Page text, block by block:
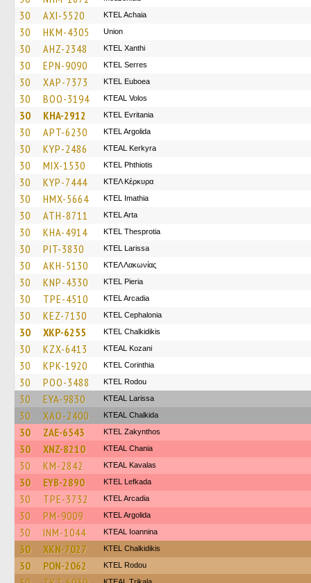
30 AXI-5520 KTEL Achaia
30 HKM-4305 Union
30 AHZ-2348 KTEL Xanthi
30 EPN-9090 KTEL Serres
30 XAP-7373 ΚΤΕL Euboea
30 BOO-3194 KTEAL Volos
30 KHA-2912 ΚΤΕL Evritania
30 APT-6230 KTEL Argolida
30 KYP-2486 KTEAL Kerkyra
30 MIX-1530 ΚΤΕL Phthiotis
30 KYP-7444 ΚΤΕΛ Κέρκυρα
30 HMX-5664 KTEL Imathia
30 ATH-8711 KTEL Arta
30 KHA-4914 KTEL Thesprotia
30 PIT-3830 KTEL Larissa
30 AKH-5130 ΚΤΕΛ Λακωνίας
30 KNP-4330 KTEL Pieria
30 TPE-4510 KTEL Arcadia
30 KEZ-7130 KTEL Cephalonia
30 XKP-6255 ΚΤΕL Chalkidikis
30 KZX-6413 KTEAL Kozani
30 KPK-1920 KTEL Corinthia
30 POO-3488 ΚΤΕL Rodou
30 EYA-9830 KTEAL Larissa
30 XAO-2400 KTEAL Chalkida
30 ZAE-6543 KTEL Zakynthos
30 XNZ-8210 KTEAL Chania
30 KM-2842 KTEAL Kavalas
30 EYB-2890 KTEL Lefkada
30 TPE-3732 KTEL Arcadia
30 PM-9009 KTEL Argolida
30 INM-1044 KTEAL Ioannina
30 XKN-7027 ΚΤΕL Chalkidikis
30 PON-2062 ΚΤΕL Rodou